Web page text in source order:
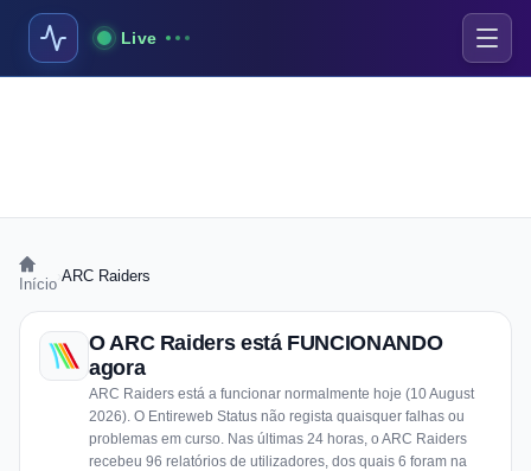
Live
Início ARC Raiders
O ARC Raiders está FUNCIONANDO
agora
ARC Raiders está a funcionar normalmente hoje (10 August
2026). O Entireweb Status não regista quaisquer falhas ou
problemas em curso. Nas últimas 24 horas, o ARC Raiders
recebeu 96 relatórios de utilizadores, dos quais 6 foram na